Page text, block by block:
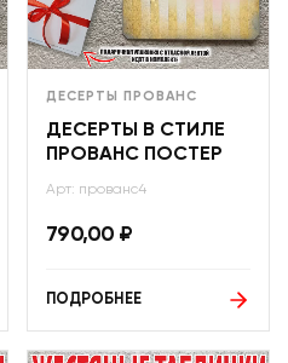
ДЕСЕРТЫ ПРОВАНС
ДЕСЕРТЫ В СТИЛЕ
ПРОВАНС ПОСТЕР
Арт: прованс4
790,00 ₽
ПОДРОБНЕЕ